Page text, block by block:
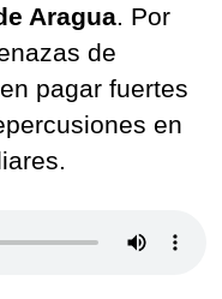
Aragua . Por
de
pagar fuertes
en